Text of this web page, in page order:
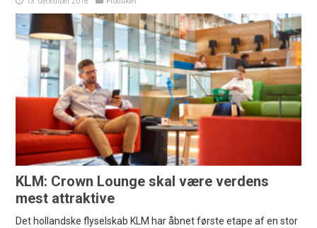
KLM: Crown Lounge skal være verdens
mest attraktive
Det hollandske flyselskab KLM har åbnet første etape af en stor